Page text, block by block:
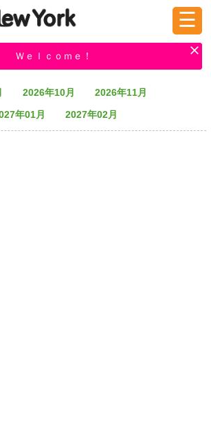
情報 教えて！
☰
Ｗｅｌｃｏｍｅ！
2026年10月
2026年11月
年01月 2027年02月